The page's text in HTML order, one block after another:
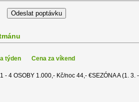
týden
Cena za víkend
- 4 OSOBY 1.000,- Kč/noc 44,- €SEZÓNA A (1. 3. -